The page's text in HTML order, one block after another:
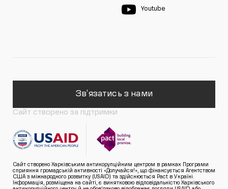
Youtube
Зв'язатись з нами
Сайт створено за підтримки
Сайт створено Харківським антикорупційним центром в рамках Програми
сприяння громадській активності «Долучайся!», що фінансується Агентством
США з міжнародного розвитку (USAID) та здійснюється Pact в Україні.
Інформація, розміщена на сайті, є винятковою відповідальністю Харківського